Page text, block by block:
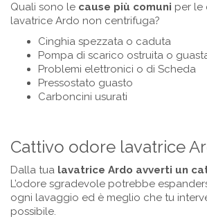
Quali sono le cause più comuni per le
lavatrice Ardo non centrifuga?
Cinghia spezzata o caduta
Pompa di scarico ostruita o
Problemi elettronici o di Scheda
Pressostato guasto
Carboncini usurati
Cattivo odore lavatrice
Dalla tua lavatrice Ardo avverti un
L’odore sgradevole potrebbe
ogni lavaggio ed è meglio che tu
possibile.